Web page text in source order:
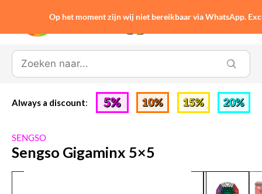
Always a discount:
SENGSO
Sengso Gigaminx 5×5
Op het moment zijn wij niet bereikbaar via WhatsApp.